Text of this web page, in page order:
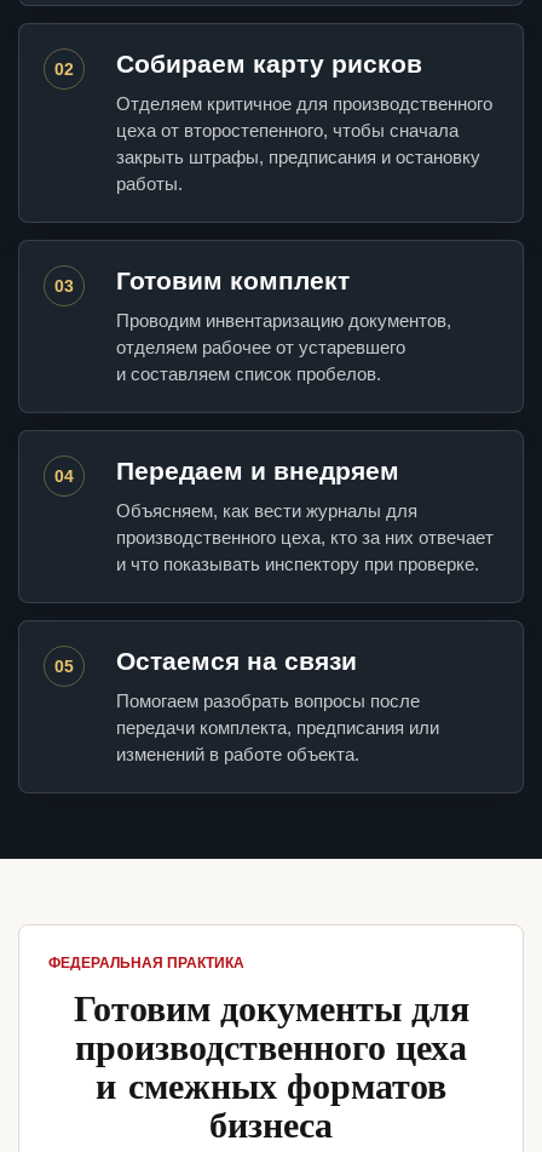
02 Собираем карту рисков
Отделяем критичное для производственного
цеха от второстепенного, чтобы сначала
закрыть штрафы, предписания и остановку
работы.
03 Готовим комплект
Проводим инвентаризацию документов,
отделяем рабочее от устаревшего
и составляем список пробелов.
04 Передаем и внедряем
Объясняем, как вести журналы для
производственного цеха, кто за них отвечает
и что показывать инспектору при проверке.
05 Остаемся на связи
Помогаем разобрать вопросы после
передачи комплекта, предписания или
изменений в работе объекта.
ФЕДЕРАЛЬНАЯ ПРАКТИКА
Готовим документы для
производственного цеха
и смежных форматов
бизнеса